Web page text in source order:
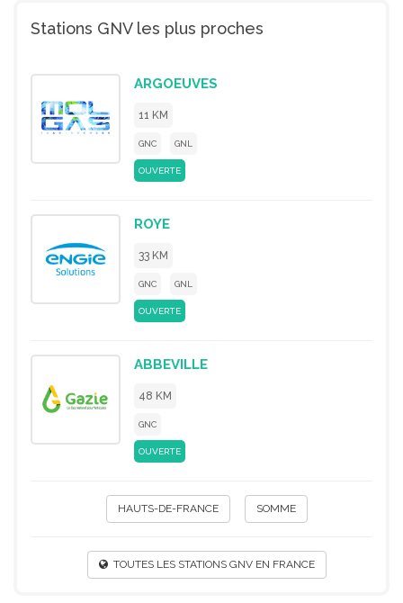
Stations GNV les plus proches
ARGOEUVES
11 KM
GNC GNL
OUVERTE
ROYE
33 KM
GNC GNL
OUVERTE
ABBEVILLE
48 KM
GNC
OUVERTE
HAUTS-DE-FRANCE SOMME
TOUTES LES STATIONS GNV EN FRANCE